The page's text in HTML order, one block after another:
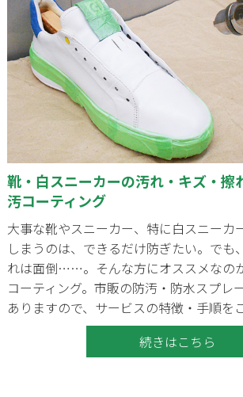
靴・白スニーカーの汚れ・キズ・擦
汚コーティング
大事な靴やスニーカー、特に白スニーカ
しまうのは、できるだけ防ぎたい。でも
れは面倒……。そんな方にオススメなの
コーティング。市販の防汚・防水スプレ
ありますので、サービスの特徴・手順を
続きはこちら